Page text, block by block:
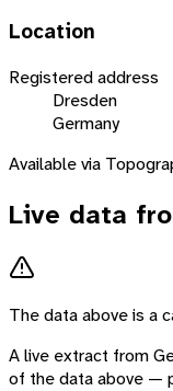
Location
Registered address
Dresden
Germany
Available via
Live data
The data above is a
A live extract from
of the data above —